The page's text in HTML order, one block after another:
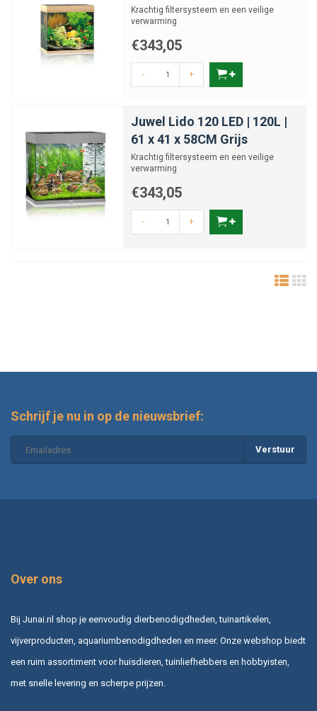
Krachtig filtersysteem en een veilige
verwarming
€343,05
- +
Juwel Lido 120 LED | 120L |
61 x 41 x 58CM Grijs
Krachtig filtersysteem en een veilige
verwarming
€343,05
- +
Schrijf je nu in op de nieuwsbrief:
Verstuur
Over ons
Bij Junai.nl shop je eenvoudig dierbenodigdheden, tuinartikelen,
vijverproducten, aquariumbenodigdheden en meer. Onze webshop biedt
een ruim assortiment voor huisdieren, tuinliefhebbers en hobbyisten,
met snelle levering en scherpe prijzen.